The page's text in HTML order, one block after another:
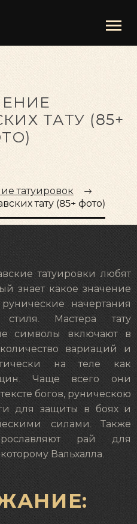
ТАТУ (85+
татуировок
тату (85+ фото)
татуировки любят
знает какое значение
начертания
стиля. Мастера тату
символы включают в
вариаций и
на теле как
Чаще всего они
богов, руническою
для защиты в боях и
силами. Также
рай для
Вальхалла.